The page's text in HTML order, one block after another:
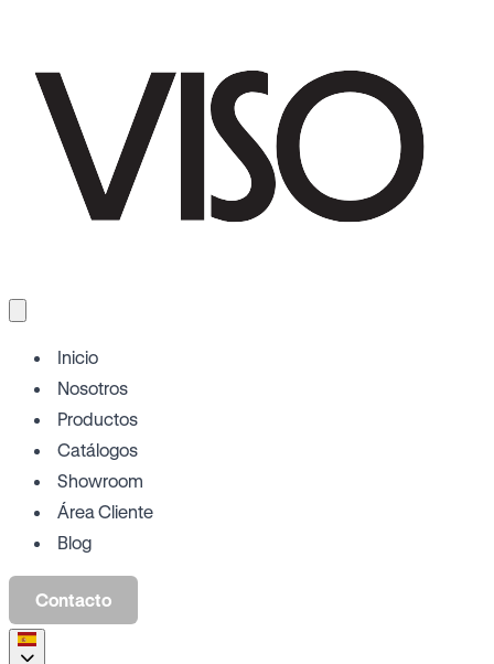
Inicio
Nosotros
Productos
Catálogos
Showroom
Área Cliente
Blog
Contacto